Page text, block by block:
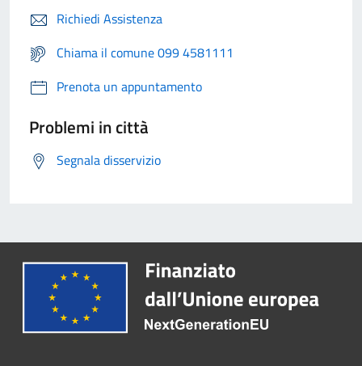
Richiedi Assistenza
Chiama il comune 099 4581111
Prenota un appuntamento
Problemi in città
Segnala disservizio